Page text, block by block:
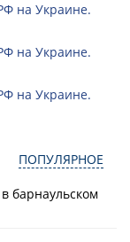
на Украине.
на Украине.
на Украине.
ПОПУЛЯРНОЕ
барнаульском